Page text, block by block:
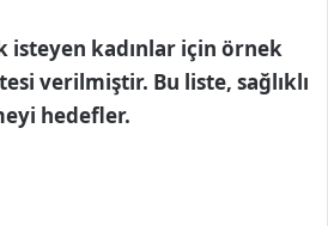
isteyen kadınlar için örnek
verilmiştir. Bu liste, sağlıklı
hedefler.